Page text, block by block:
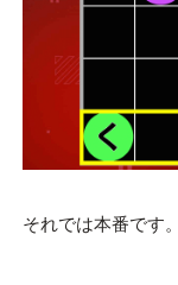
それでは本番です